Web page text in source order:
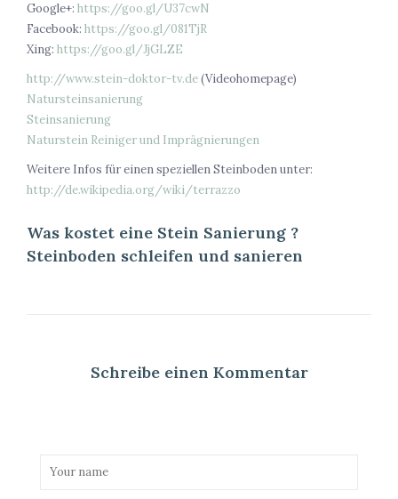
Google+: https://goo.gl/U37cwN
Facebook: https://goo.gl/081TjR
Xing: https://goo.gl/JjGLZE
http://www.stein-doktor-tv.de(Videohomepage)
Natursteinsanierung
Steinsanierung
Naturstein Reiniger und Imprägnierungen
Weitere Infos für einen speziellen Steinboden unter:
http://de.wikipedia.org/wiki/terrazzo
Was kostet eine Stein Sanierung ?
Steinboden schleifen und sanieren
Schreibe einen Kommentar